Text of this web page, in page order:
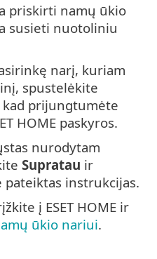
priskirti namų ūkio
susieti nuotoliniu
narį, kuriam
spustelėkite
kad prijungtumėte
HOME paskyros.
nurodytam
Supratau ir
instrukcijas.
į ESET HOME ir
ūkio nariui.